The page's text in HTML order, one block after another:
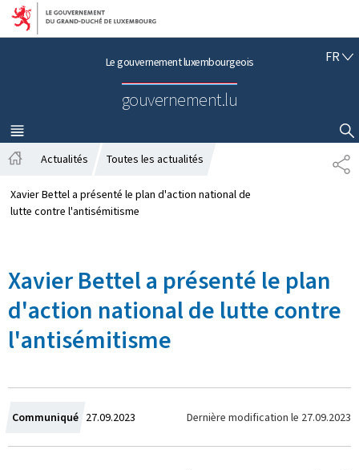
Aller au menu principal
Aller au contenu
Le gouvernement luxembourgeois
gouvernement.lu
FRF
Ç
A
I
S
MENU
PRINCIPAL
AFFICHER / MASQUER LA RECHERCHE
P
A
c
c
l
Actualités Toutes les actualités
Xavier Bettel a présenté le plan d'action national de
lutte contre l'antisémitisme
Xavier Bettel a présenté le plan
d'action national de lutte contre
l'antisémitisme
Communiqué C
r
27.09.2023 Dernière modification le 27.09.2023